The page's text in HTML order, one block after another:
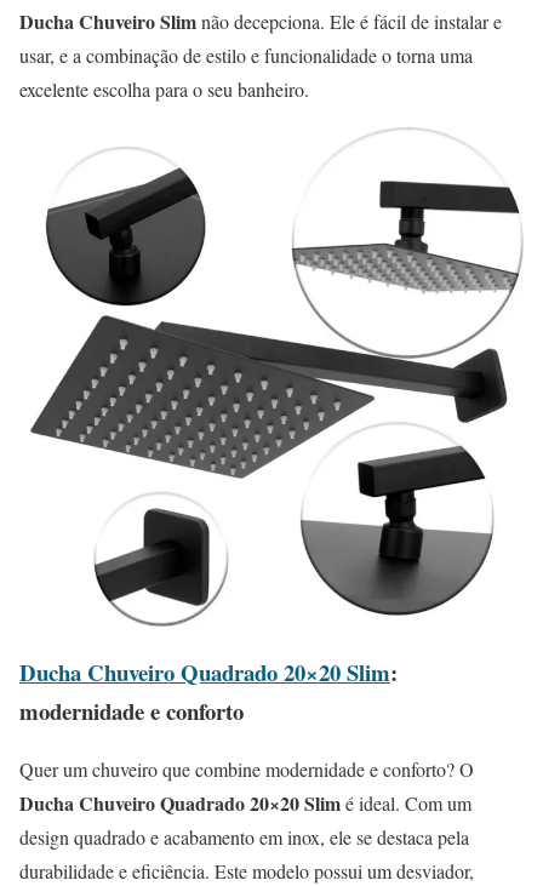
Ducha Chuveiro Slimnão decepciona. Ele é fácil de instalar e
usar, e a combinação de estilo e funcionalidade o torna uma
excelente escolha para o seu banheiro.
Ducha Chuveiro Quadrado 20×20 Slim:
modernidade e conforto
Quer um chuveiro que combine modernidade e conforto? O
Ducha Chuveiro Quadrado 20×20 Slimé ideal. Com um
design quadrado e acabamento em inox, ele se destaca pela
durabilidade e eficiência. Este modelo possui um desviador,